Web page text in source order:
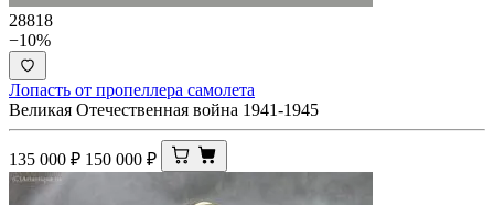
28818
−10%
Лопасть от пропеллера самолета
Великая Отечественная война 1941-1945
135 000 ₽ 150 000 ₽